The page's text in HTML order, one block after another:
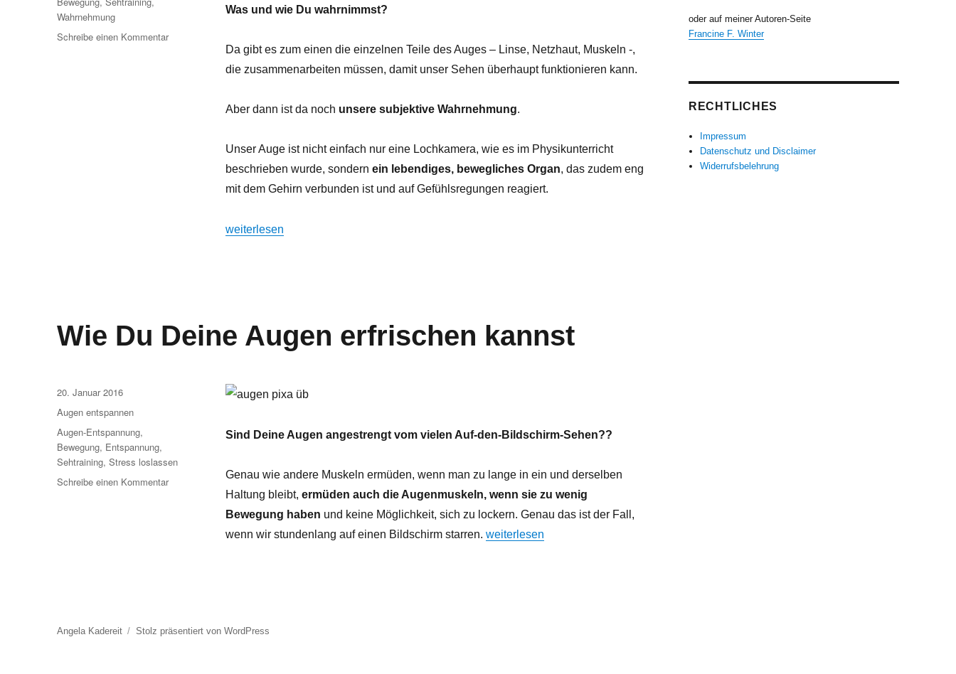
Was und wie Du wahrnimmst?
Da gibt es zum einen die einzelnen Teile des Auges – Linse, Netzhaut, Muskeln -,
die zusammenarbeiten müssen, damit unser Sehen überhaupt funktionieren kann.
Aber dann ist da noch unsere subjektive Wahrnehmung.
Unser Auge ist nicht einfach nur eine Lochkamera, wie es im Physikunterricht
beschrieben wurde, sondern ein lebendiges, bewegliches Organ, das zudem eng
mit dem Gehirn verbunden ist und auf Gefühlsregungen reagiert.
„Wie guckst Du in die Welt?“
weiterlesen
Wahrnehmung
Schreibe einen Kommentarzu
Wie Du Deine Augen erfrischen kannst
Sind Deine Augen angestrengt vom vielen Auf-den-Bildschirm-Sehen??
Genau wie andere Muskeln ermüden, wenn man zu lange in ein und derselben
Haltung bleibt, ermüden auch die Augenmuskeln, wenn sie zu wenig
Bewegung haben und keine Möglichkeit, sich zu lockern. Genau das ist der Fall,
wenn wir stundenlang auf einen Bildschirm starren. „Wie Du Deine Augen erfrischen kannst“
weiterlesen
Veröffentlicht
am
20. Januar 2016
Kategorien
Augen entspannen
Schlagwörter
Augen-Entspannung,
Bewegung, Entspannung,
Sehtraining,Stress loslassen
Schreibe einen Kommentarzu
oder auf meiner Autoren-Seite
Francine F. Winter
RECHTLICHES
Impressum
Datenschutz und Disclaimer
Widerrufsbelehrung
Angela Kadereit Stolz präsentiert von WordPress